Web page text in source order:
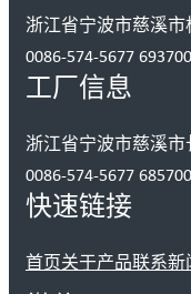
浙江省宁波市慈溪市
0086-574-5677 6937
工厂信息
浙江省宁波市慈溪市
0086-574-5677 6857
快速链接
首页关于产品联系新